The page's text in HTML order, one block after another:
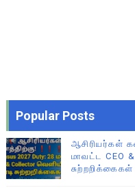
Popular Posts
ஆசிரியர்கள்
மாவட்ட CEO